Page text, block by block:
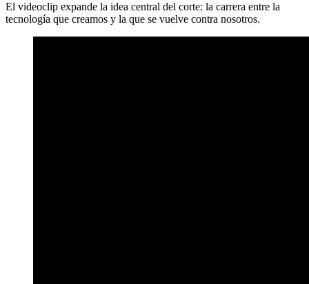
El videoclip expande la idea central del corte: la carrera entre la
tecnología que creamos y la que se vuelve contra nosotros.